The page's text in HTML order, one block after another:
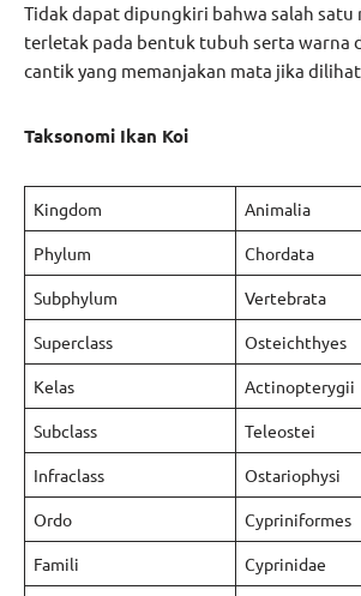
Tidak dapat dipungkiri bahwa salah satu
terletak pada bentuk tubuh serta warna
cantik yang memanjakan mata jika
Taksonomi Ikan Koi
Kingdom Animalia
Phylum Chordata
Subphylum Vertebrata
Superclass Osteichthyes
Kelas Actinopterygii
Subclass Teleostei
Infraclass Ostariophysi
Ordo Cypriniformes
Famili Cyprinidae